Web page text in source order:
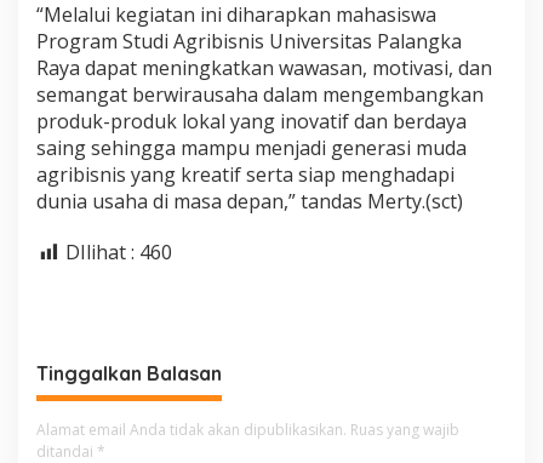
“Melalui kegiatan ini diharapkan mahasiswa
Program Studi Agribisnis Universitas Palangka
Raya dapat meningkatkan wawasan, motivasi, dan
semangat berwirausaha dalam mengembangkan
produk-produk lokal yang inovatif dan berdaya
saing sehingga mampu menjadi generasi muda
agribisnis yang kreatif serta siap menghadapi
dunia usaha di masa depan,” tandas Merty.(sct)
DIlihat : 460
Tinggalkan Balasan
Alamat email Anda tidak akan dipublikasikan. Ruas yang wajib
ditandai *